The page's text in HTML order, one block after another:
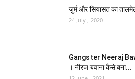
जुर्म और सियासत का
24 July , 2020
Gangster Neeraj
। नीरज बवाना कैसे बना...